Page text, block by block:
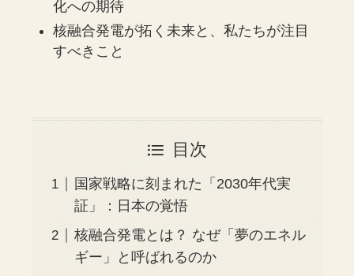
化への期待
核融合発電が拓く未来と、私たちが注目
すべきこと
目次
国家戦略に刻まれた「2030年代実
証」：日本の覚悟
核融合発電とは？ なぜ「夢のエネル
ギー」と呼ばれるのか